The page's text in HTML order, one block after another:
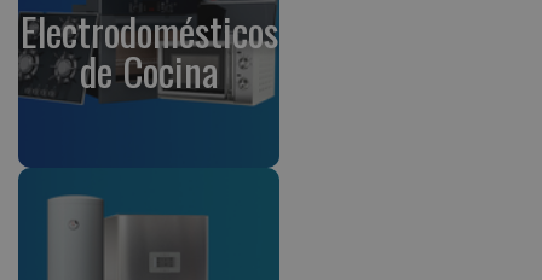
Electrodomésticos
de Cocina